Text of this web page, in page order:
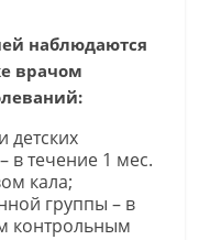
наблюдаются
врачом
детских
в течение 1 мес.
кала;
группы – в
контрольным